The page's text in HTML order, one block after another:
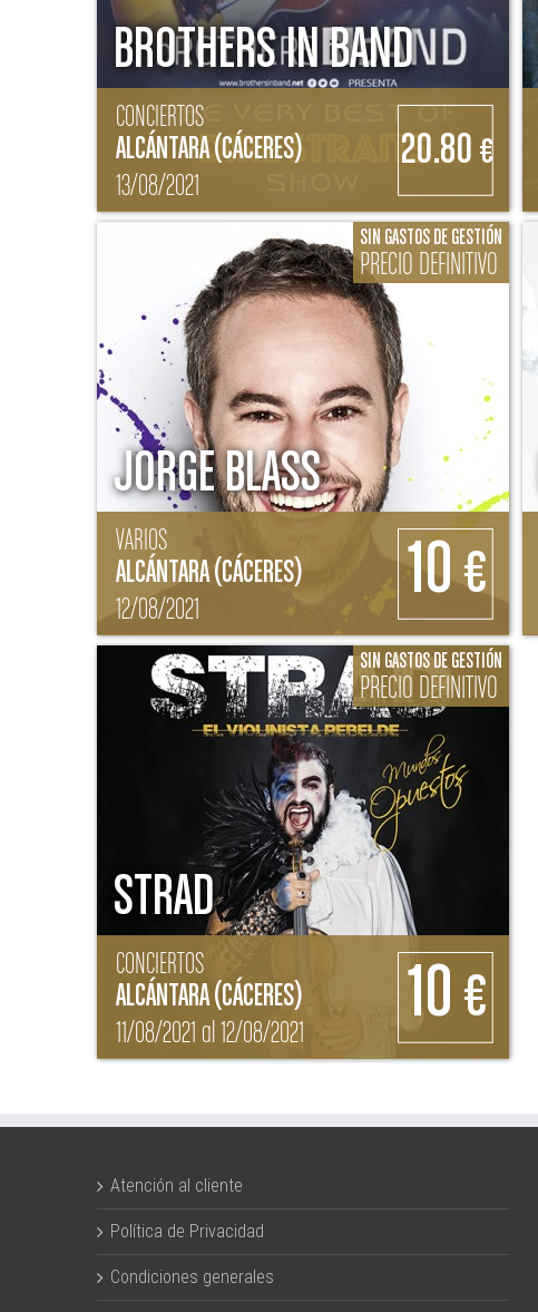
BROTHERS IN BAND
CONCIERTOS
ALCÁNTARA (CÁCERES)
13/08/2021
20.80 €
SIN GASTOS DE GESTIÓN
PRECIO DEFINITIVO
JORGE BLASS
VARIOS
ALCÁNTARA (CÁCERES)
12/08/2021
10 €
SIN GASTOS DE GESTIÓN
PRECIO DEFINITIVO
STRAD
CONCIERTOS
ALCÁNTARA (CÁCERES)
11/08/2021 al 12/08/2021
10 €
Atención al cliente
Política de Privacidad
Condiciones generales